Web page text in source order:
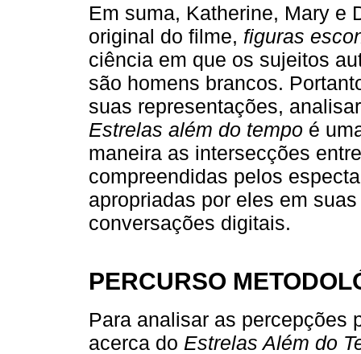
Em suma, Katherine, Mary e
original do filme, figuras
ciência em que os sujeitos
são homens brancos.
suas representações,
Estrelas além do tempo é
maneira as intersecções
compreendidas pelos
apropriadas por eles em
conversações digitais.
PERCURSO
Para analisar as percepções
acerca do Estrelas Além do